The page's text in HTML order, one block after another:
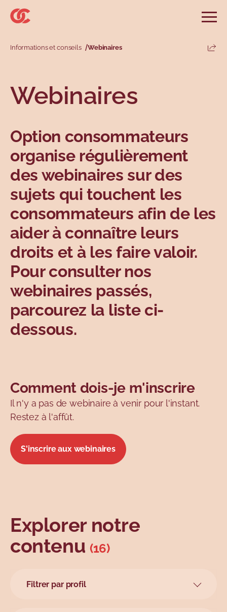
Sauter au menu principal
Sauter au champ de recherche
Sauter au contenu principal
Sauter au pied de page
Rechercher
Menu secondaire
Menu principal
Profils
Sujets
Types
Sujets
Informations et conseils Webinaires
Webinaires
Option consommateurs
organise régulièrement
des webinaires sur des
sujets qui touchent les
consommateurs afin de les
aider à connaître leurs
droits et à les faire valoir.
Pour consulter nos
webinaires passés,
parcourez la liste ci-
dessous.
Comment dois-je m'inscrire
Il n'y a pas de webinaire à venir pour l'instant.
Restez à l'affût.
S'inscrire aux webinaires
Explorer notre
contenu (16)
Filtrer par profil
Ainés